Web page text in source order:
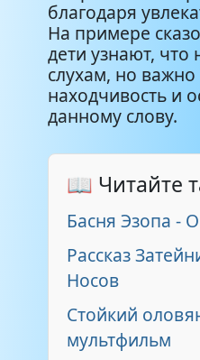
благодаря
На примере
дети узнают, что
слухам, но
находчивость и
данному слову.
📖 Читайте
Басня Эзопа -
Рассказ
Носов
Стойкий
мультфильм